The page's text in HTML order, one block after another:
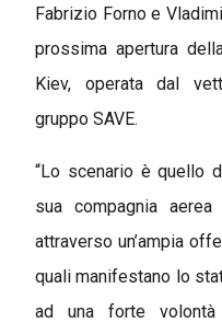
Fabrizio Forno e
prossima apertura
Kiev, operata dal
gruppo SAVE.
“Lo scenario è quello
sua compagnia
attraverso un’ampia
quali manifestano lo
ad una forte